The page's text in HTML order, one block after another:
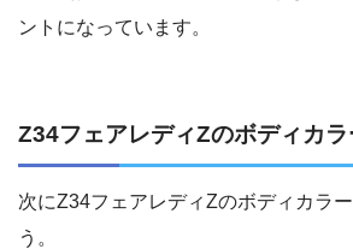
ントになっています。
Z34フェアレディZのボディカラ
次にZ34フェアレディZのボディカラ
う。